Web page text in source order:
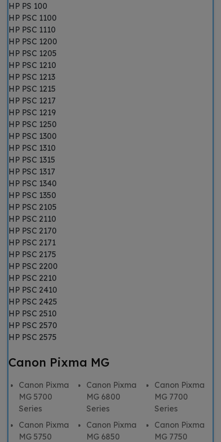
HP PS 100
HP PSC 1100
HP PSC 1110
HP PSC 1200
HP PSC 1205
HP PSC 1210
HP PSC 1213
HP PSC 1215
HP PSC 1217
HP PSC 1219
HP PSC 1250
HP PSC 1300
HP PSC 1310
HP PSC 1315
HP PSC 1317
HP PSC 1340
HP PSC 1350
HP PSC 2105
HP PSC 2110
HP PSC 2170
HP PSC 2171
HP PSC 2175
HP PSC 2200
HP PSC 2210
HP PSC 2410
HP PSC 2425
HP PSC 2510
HP PSC 2570
HP PSC 2575
Canon Pixma MG
Canon Pixma
MG 5700
Series
Canon Pixma
MG 5750
Canon Pixma
MG 6800
Series
Canon Pixma
MG 6850
Canon Pixma
MG 7700
Series
Canon Pixma
MG 7750